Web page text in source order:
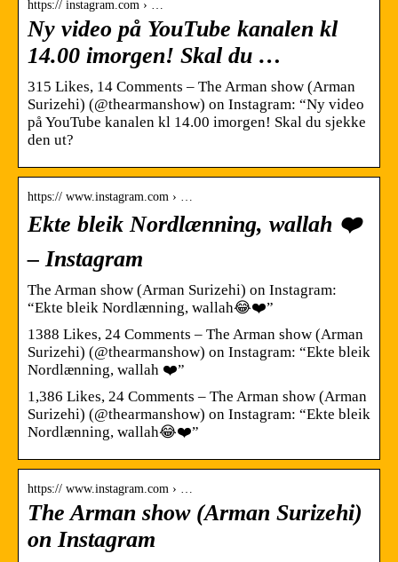
https:// instagram.com › …
Ny video på YouTube kanalen kl
14.00 imorgen! Skal du …
315 Likes, 14 Comments – The Arman show (Arman
Surizehi) (@thearmanshow) on Instagram: “Ny video
på YouTube kanalen kl 14.00 imorgen! Skal du sjekke
den ut?
https:// www.instagram.com › …
Ekte bleik Nordlænning, wallah ❤️
– Instagram
The Arman show (Arman Surizehi) on Instagram:
“Ekte bleik Nordlænning, wallah😂❤️”
1388 Likes, 24 Comments – The Arman show (Arman
Surizehi) (@thearmanshow) on Instagram: “Ekte bleik
Nordlænning, wallah ❤️”
1,386 Likes, 24 Comments – The Arman show (Arman
Surizehi) (@thearmanshow) on Instagram: “Ekte bleik
Nordlænning, wallah😂❤️”
https:// www.instagram.com › …
The Arman show (Arman Surizehi)
on Instagram